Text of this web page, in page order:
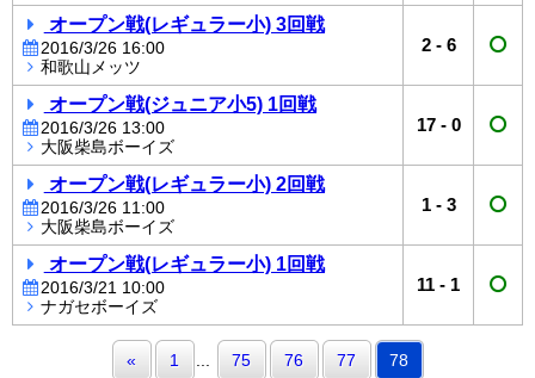
オープン戦(レギュラー小) 3回戦
2016/3/26 16:00
和歌山メッツ
2- 6
オープン戦(ジュニア小5) 1回戦
2016/3/26 13:00
大阪柴島ボーイズ
17- 0
オープン戦(レギュラー小) 2回戦
2016/3/26 11:00
大阪柴島ボーイズ
1- 3
オープン戦(レギュラー小) 1回戦
2016/3/21 10:00
ナガセボーイズ
11 - 1
« 1 ... 75 76 77 78